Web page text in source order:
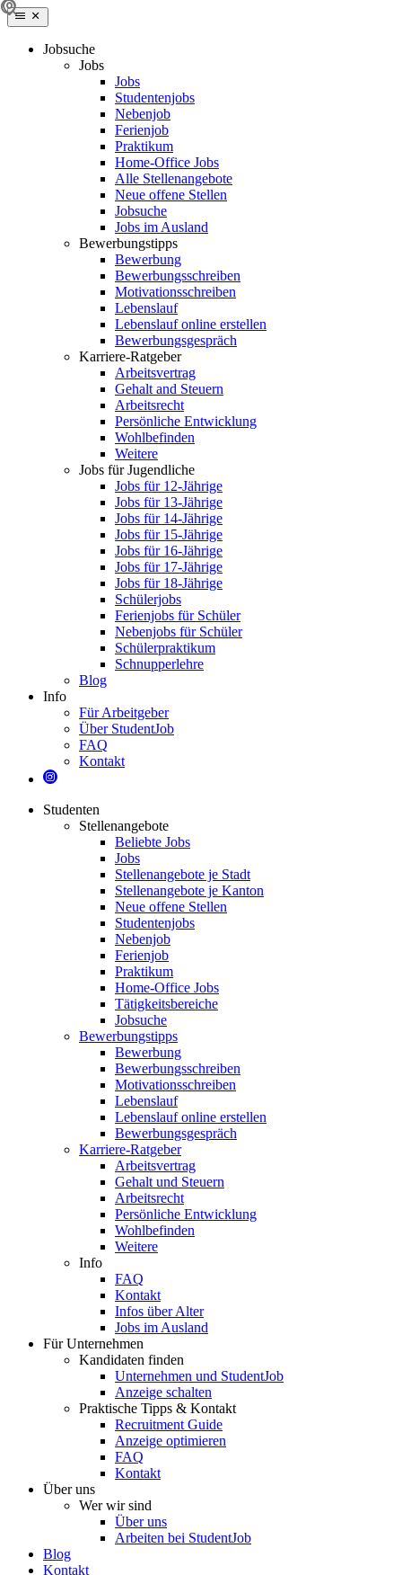
Jobsuche
Jobs
Jobs
Studentenjobs
Nebenjob
Ferienjob
Praktikum
Home-Office Jobs
Alle Stellenangebote
Neue offene Stellen
Jobsuche
Jobs im Ausland
Bewerbungstipps
Bewerbung
Bewerbungsschreiben
Motivationsschreiben
Lebenslauf
Lebenslauf online erstellen
Bewerbungsgespräch
Karriere-Ratgeber
Arbeitsvertrag
Gehalt and Steuern
Arbeitsrecht
Persönliche Entwicklung
Wohlbefinden
Weitere
Jobs für Jugendliche
Jobs für 12-Jährige
Jobs für 13-Jährige
Jobs für 14-Jährige
Jobs für 15-Jährige
Jobs für 16-Jährige
Jobs für 17-Jährige
Jobs für 18-Jährige
Schülerjobs
Ferienjobs für Schüler
Nebenjobs für Schüler
Schülerpraktikum
Schnupperlehre
Blog
Info
Für Arbeitgeber
Über StudentJob
FAQ
Kontakt
Studenten
Stellenangebote
Beliebte Jobs
Jobs
Stellenangebote je Stadt
Stellenangebote je Kanton
Neue offene Stellen
Studentenjobs
Nebenjob
Ferienjob
Praktikum
Home-Office Jobs
Tätigkeitsbereiche
Jobsuche
Bewerbungstipps
Bewerbung
Bewerbungsschreiben
Motivationsschreiben
Lebenslauf
Lebenslauf online erstellen
Bewerbungsgespräch
Karriere-Ratgeber
Arbeitsvertrag
Gehalt und Steuern
Arbeitsrecht
Persönliche Entwicklung
Wohlbefinden
Weitere
Info
FAQ
Kontakt
Infos über Alter
Jobs im Ausland
Für Unternehmen
Kandidaten finden
Unternehmen und StudentJob
Anzeige schalten
Praktische Tipps & Kontakt
Recruitment Guide
Anzeige optimieren
FAQ
Kontakt
Über uns
Wer wir sind
Über uns
Arbeiten bei StudentJob
Blog
Kontakt